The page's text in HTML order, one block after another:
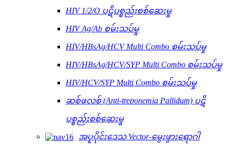
HIV 1/2/O ပဋိပစ္စည်းစစ်ဆေးမှု
HIV Ag/Ab စမ်းသပ်မှု
HIV/HBsAg/HCV Multi Combo စမ်းသပ်မှု
HIV/HBsAg/HCV/SYP Multi Combo စမ်းသပ်မှု
HIV/HCV/SYP Multi Combo စမ်းသပ်မှု
ဆစ်ဖလစ် (Anti-treponemia Pallidum) ပဋိ
ပစ္စည်းစစ်ဆေးမှု
အပူပိုင်းဒေသ Vector-မွေးဖွားရောဂါ